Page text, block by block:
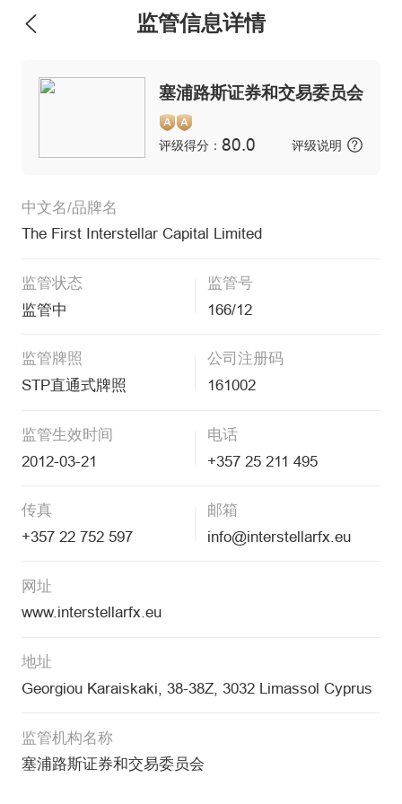
监管信息详情
塞浦路斯证券和交易委员会
评级得分： 80.0 评级说明
中文名/品牌名
The First Interstellar Capital Limited
监管状态
监管中
监管号
166/12
监管牌照
STP直通式牌照
公司注册码
161002
监管生效时间
2012-03-21
电话
+357 25 211 495
传真
+357 22 752 597
邮箱
info@interstellarfx.eu
网址
www.interstellarfx.eu
地址
Georgiou Karaiskaki, 38-38Z, 3032 Limassol Cyprus
监管机构名称
塞浦路斯证券和交易委员会